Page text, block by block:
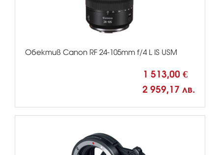
Обектив Canon RF 24-105mm f/4 L IS USM
1 513,00 €
2 959,17 лв.